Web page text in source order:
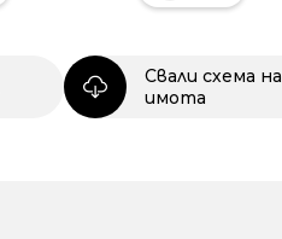
Свали схема на
имота